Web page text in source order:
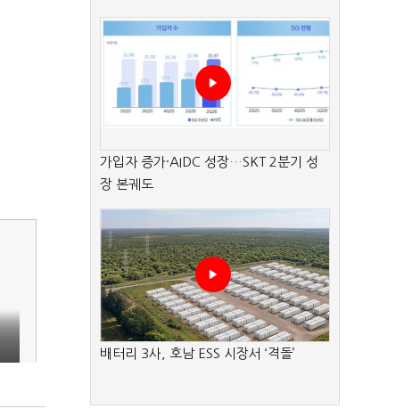
가입자 증가·AIDC 성장…SKT 2분기 성
장 본궤도
배터리 3사, 호남 ESS 시장서 ‘격돌’